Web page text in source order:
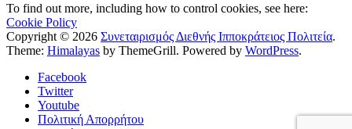
To find out more, including how to control cookies, see here:
Cookie Policy
Copyright © 2026 Συνεταιρισμός Διεθνής Ιπποκράτειος Πολιτεία.
Theme: Himalayas by ThemeGrill. Powered by WordPress.
Facebook
Twitter
Youtube
Πολιτική Απορρήτου